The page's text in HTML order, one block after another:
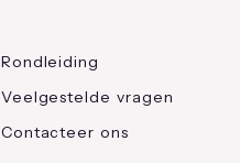
Rondleiding
Veelgestelde vragen
Contacteer ons